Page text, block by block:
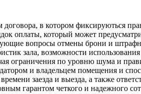
в котором фиксируються
оплаты, который может
вопросы отмены брони и
зала, возможности
ограничения по уровню шума и
и владельцем помещения и
заезда и выезда, а также
гарантом четкого и надежного